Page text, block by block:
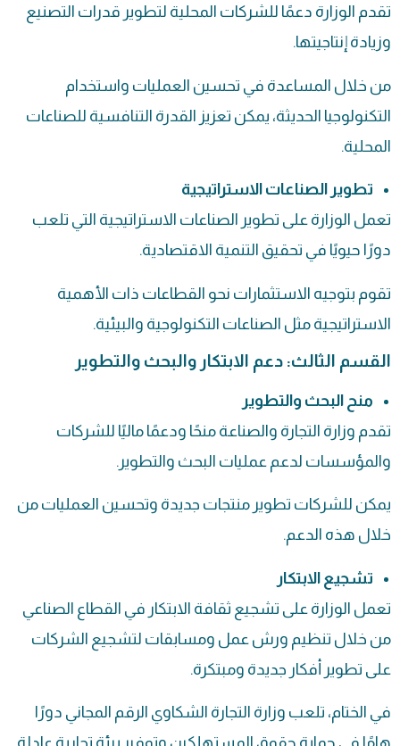
تقدم الوزارة دعمًا للشركات المحلية لتطوير قدرات التصنيع
وزيادة إنتاجيتها.
من خلال المساعدة في تحسين العمليات واستخدام
التكنولوجيا الحديثة، يمكن تعزيز القدرة التنافسية للصناعات
المحلية.
تطوير الصناعات الاستراتيجية
تعمل الوزارة على تطوير الصناعات الاستراتيجية التي تلعب
دورًا حيويًا في تحقيق التنمية الاقتصادية.
تقوم بتوجيه الاستثمارات نحو القطاعات ذات الأهمية
الاستراتيجية مثل الصناعات التكنولوجية والبيئية.
القسم الثالث: دعم الابتكار والبحث والتطوير
منح البحث والتطوير
تقدم وزارة التجارة والصناعة منحًا ودعمًا ماليًا للشركات
والمؤسسات لدعم عمليات البحث والتطوير.
يمكن للشركات تطوير منتجات جديدة وتحسين العمليات من
خلال هذه الدعم.
تشجيع الابتكار
تعمل الوزارة على تشجيع ثقافة الابتكار في القطاع الصناعي
من خلال تنظيم ورش عمل ومسابقات لتشجيع الشركات
على تطوير أفكار جديدة ومبتكرة.
في الختام، تلعب وزارة التجارة الشكاوي الرقم المجاني دورًا